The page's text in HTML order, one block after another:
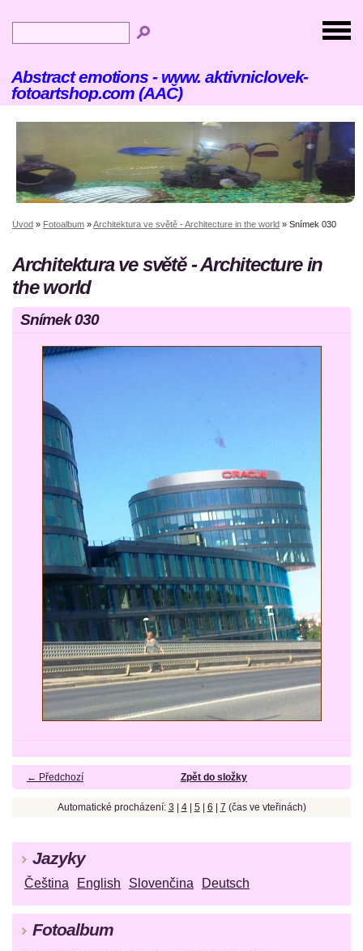
Abstract emotions - www. aktivniclovek-
fotoartshop.com (AAČ)
Úvod » Fotoalbum »Architektura ve světě - Architecture in the world » Snímek 030
Architektura ve světě - Architecture in
the world
Snímek 030
← Předchozí Zpět do složky
Automatické procházení: 3 4| 5| 6 7 (čas ve vteřinách)
Jazyky
Čeština English Slovenčina Deutsch
Fotoalbum